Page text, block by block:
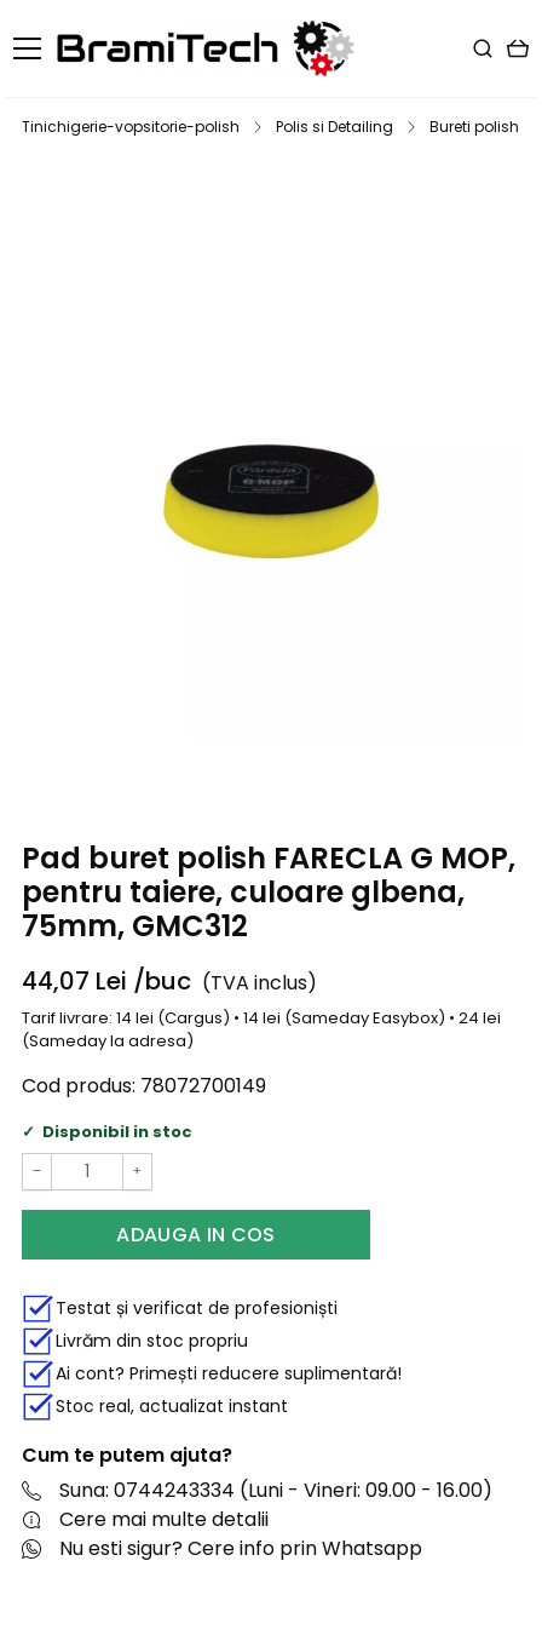
Tinichigerie-vopsitorie-polish Polis si Detailing Bureti polish
Pad buret polish FARECLA G MOP,
pentru taiere, culoare glbena,
75mm, GMC312
44,07 Lei /buc (TVA inclus)
Tarif livrare: 14 lei (Cargus) • 14 lei (Sameday Easybox) • 24 lei
(Sameday la adresa)
Cod produs: 78072700149
Disponibil in stoc
− +
ADAUGA IN COS
Testat și verificat de profesioniști
Livrăm din stoc propriu
Ai cont? Primești reducere suplimentară!
Stoc real, actualizat instant
Cum te putem ajuta?
Suna: 0744243334 (Luni - Vineri: 09.00 - 16.00)
Cere mai multe detalii
Nu esti sigur? Cere info prin Whatsapp